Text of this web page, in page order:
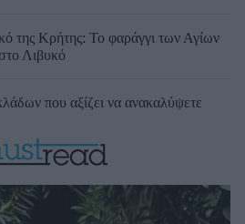
της Κρήτης: Το φαράγγι των Αγίων
Λιβυκό
που αξίζει να ανακαλύψετε